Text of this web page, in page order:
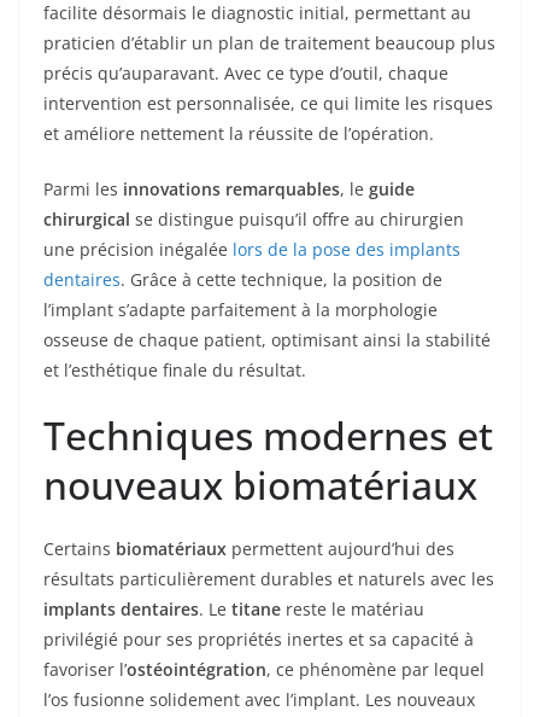
facilite désormais le diagnostic initial, permettant au
praticien d’établir un plan de traitement beaucoup plus
précis qu’auparavant. Avec ce type d’outil, chaque
intervention est personnalisée, ce qui limite les risques
et améliore nettement la réussite de l’opération.
Parmi les innovations remarquables, le guide
chirurgical se distingue puisqu’il offre au chirurgien
une précision inégalée lors de la pose des implants
dentaires. Grâce à cette technique, la position de
l’implant s’adapte parfaitement à la morphologie
osseuse de chaque patient, optimisant ainsi la stabilité
et l’esthétique finale du résultat.
Techniques modernes et
nouveaux biomatériaux
Certains biomatériaux permettent aujourd’hui des
résultats particulièrement durables et naturels avec les
implants dentaires. Le titane reste le matériau
privilégié pour ses propriétés inertes et sa capacité à
favoriser l’ostéointégration, ce phénomène par lequel
l’os fusionne solidement avec l’implant. Les nouveaux